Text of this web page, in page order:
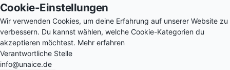
Cookie-Einstellungen
Wir verwenden Cookies, um deine Erfahrung auf unserer Website zu
verbessern. Du kannst wählen, welche Cookie-Kategorien du
akzeptieren möchtest. Mehr erfahren
Verantwortliche Stelle
info@unaice.de